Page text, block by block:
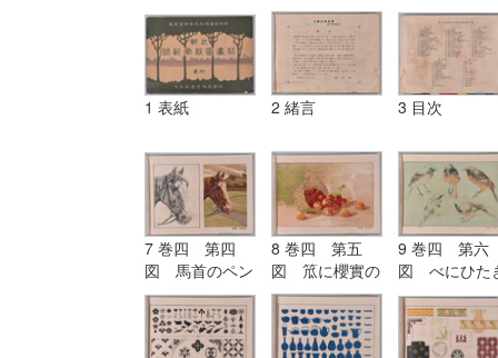
1 表紙 2 緒言 3 目次
7 巻四 第四
図 馬首のペン
画と水彩画
8 巻四 第五
図 笟に櫻實の
水彩画
9 巻四 第六
図 べにひた
の色鉛筆画